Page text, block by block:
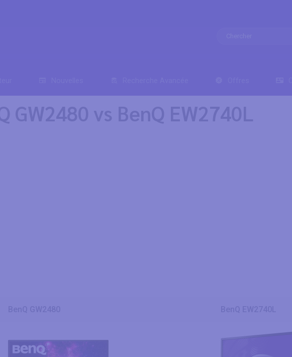
GW2480 vs BenQ EW2740L